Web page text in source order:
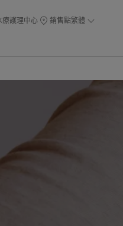
療護理中心 銷售點繁體